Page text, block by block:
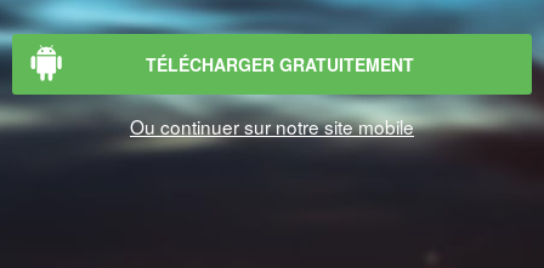
TÉLÉCHARGER GRATUITEMENT
Ou continuer sur notre site mobile